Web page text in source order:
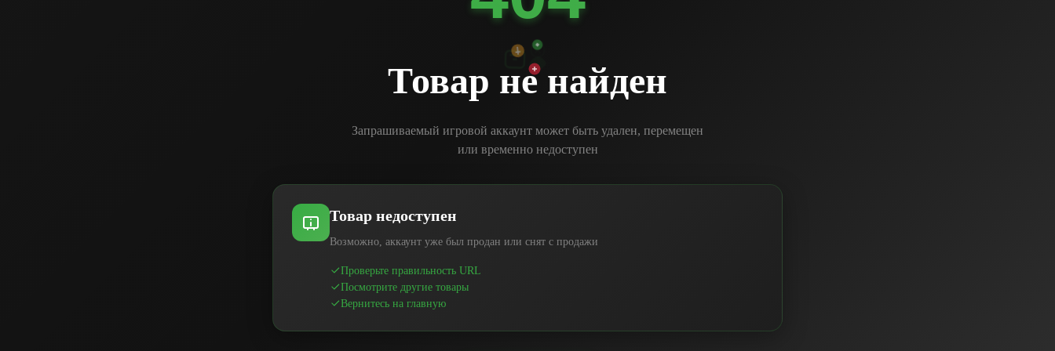
Товар не найден
Запрашиваемый игровой аккаунт может быть удален, перемещен
или временно недоступен
Товар недоступен
Возможно, аккаунт уже был продан или снят с продажи
Проверьте правильность URL
Посмотрите другие товары
Вернитесь на главную